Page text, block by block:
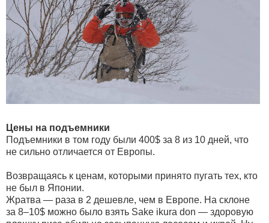
Цены на подъемники
Подъемники в том году были 400$ за 8 из 10 дней, что
не сильно отличается от Европы.
Возвращаясь к ценам, которыми принято пугать тех, кто
не был в Японии.
Жратва — раза в 2 дешевле, чем в Европе. На склоне
за 8–10$ можно было взять Sake ikura don — здоровую